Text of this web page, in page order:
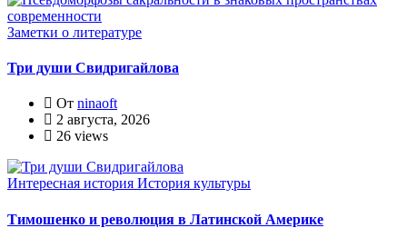
Заметки о литературе
Три души Свидригайлова
От ninaoft
2 августа, 2026
26 views
Интересная история История культуры
Тимошенко и революция в Латинской Америке